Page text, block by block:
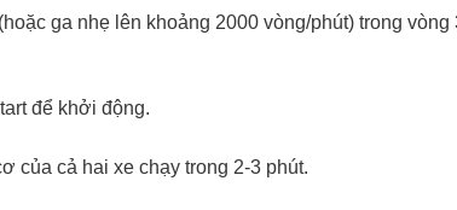
ga nhẹ lên khoảng 2000 vòng/phút) trong vòng
để khởi động.
của cả hai xe chạy trong 2-3 phút.